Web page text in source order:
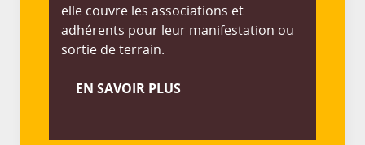
elle couvre les associations et
adhérents pour leur manifestation ou
sortie de terrain.
EN SAVOIR PLUS